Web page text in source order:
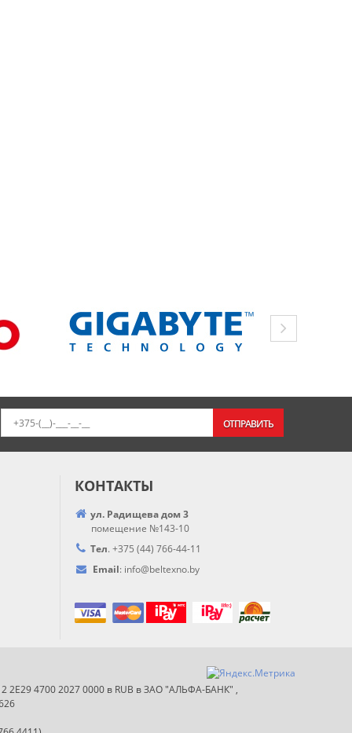
ОТПРАВИТЬ
КОНТАКТЫ
ул. Радищева дом 3
помещение №143-10
Тел. +375 (44) 766-44-11
Email: info@beltexno.by
2E29 4700 2027 0000 в RUB в ЗАО "АЛЬФА-БАНК" ,